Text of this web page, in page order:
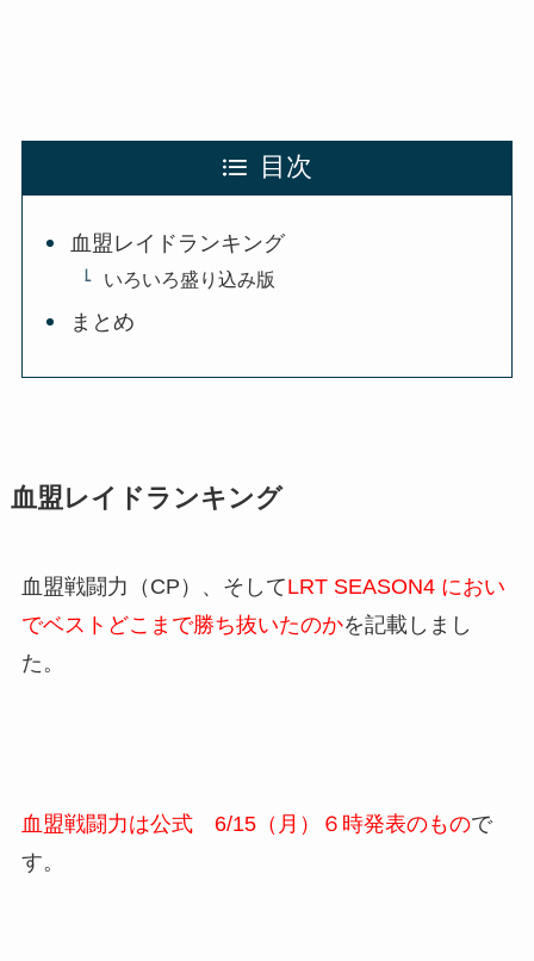
目次
血盟レイドランキング
いろいろ盛り込み版
まとめ
血盟レイドランキング
血盟戦闘力（CP）、そしてLRT SEASON4 におい
でベストどこまで勝ち抜いたのかを記載しまし
た。
血盟戦闘力は公式 6/15（月）６時発表のもので
す。